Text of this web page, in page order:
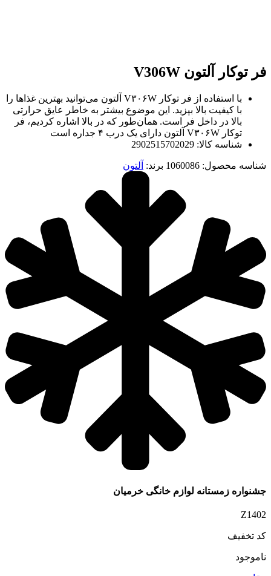
فر توکار آلتون V306W
با استفاده از فر توکار V۳۰۶W آلتون می‌توانید بهترین غذاها را
با کیفیت بالا بپزید. این موضوع بیشتر به خاطر عایق حرارتی
بالا در داخل فر است. همان‌طور که در بالا اشاره کردیم، فر
توکار V۳۰۶W آلتون دارای یک درب ۴ جداره است
شناسه کالا: 2902515702029
شناسه محصول: 1060086 برند: آلتون
جشنواره زمستانه لوازم خانگی خرمیان
Z1402
کد تخفیف
ناموجود